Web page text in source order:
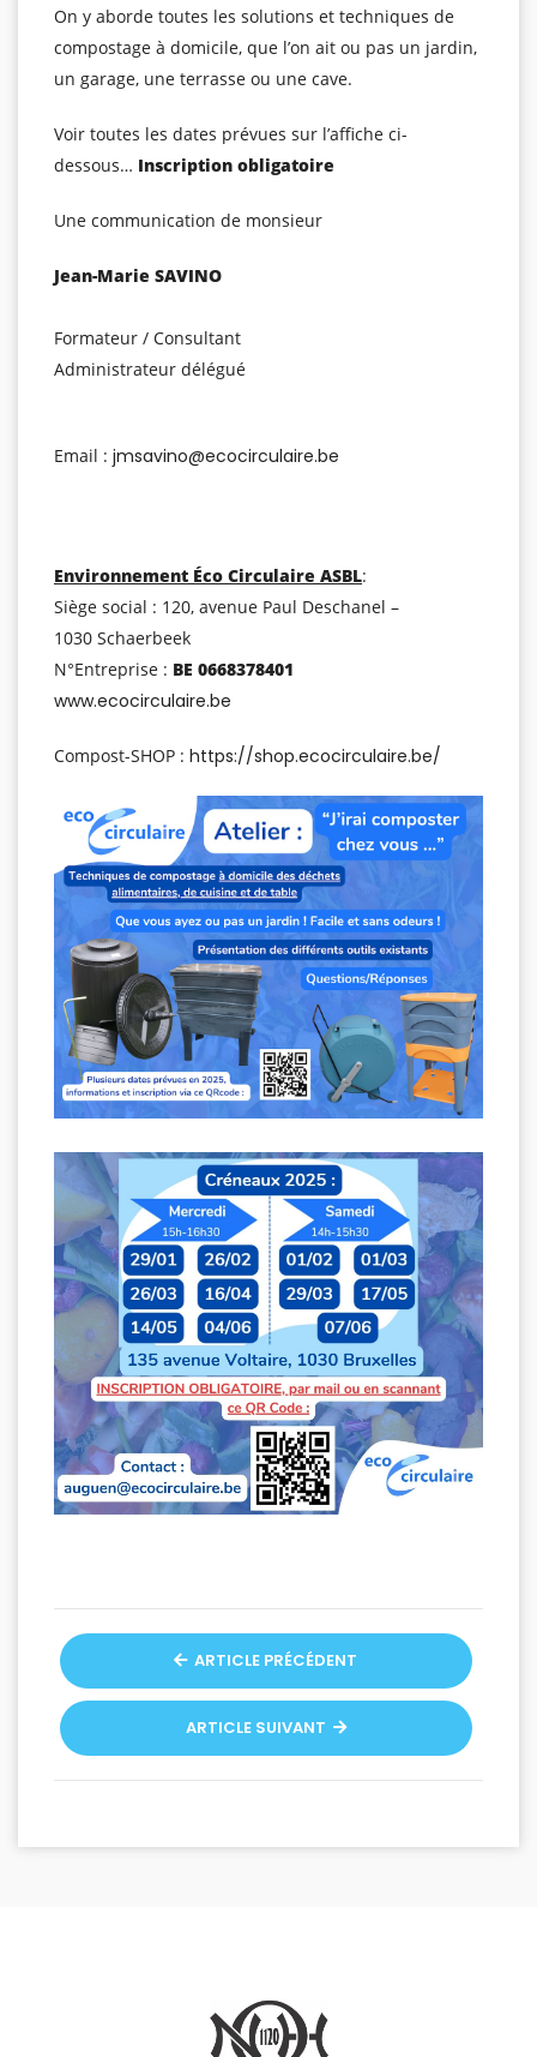
On y aborde toutes les solutions et techniques de
compostage à domicile, que l’on ait ou pas un jardin,
un garage, une terrasse ou une cave.
Voir toutes les dates prévues sur l’affiche ci-
dessous… Inscription obligatoire
Une communication de monsieur
Jean-Marie SAVINO
Formateur / Consultant
Administrateur délégué
Email : jmsavino@ecocirculaire.be
Environnement Éco Circulaire ASBL:
Siège social : 120, avenue Paul Deschanel –
1030 Schaerbeek
N°Entreprise : BE 0668378401
www.ecocirculaire.be
Compost-SHOP : https://shop.ecocirculaire.be/
ARTICLE PRÉCÉDENT
ARTICLE SUIVANT